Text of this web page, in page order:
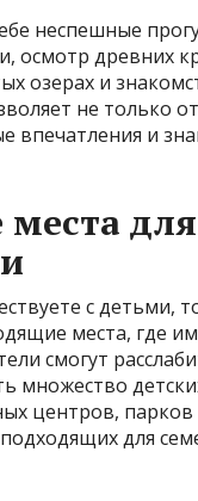
неспешные
осмотр древних
озерах и
не только
впечатления и
с детьми,
места, где
смогут
множество
центров,
для